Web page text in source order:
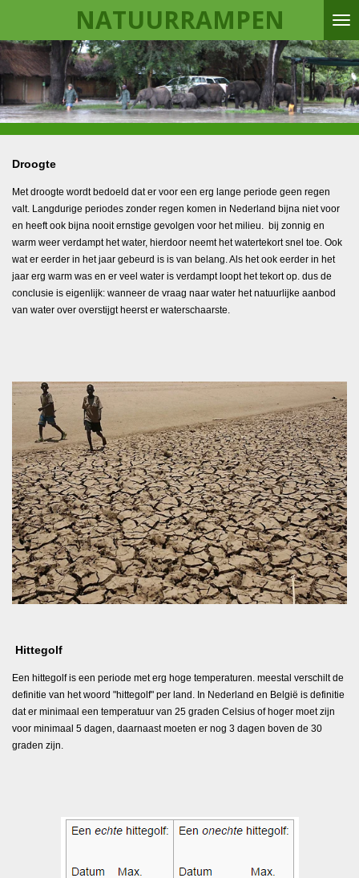
naar
de
hoofdinhoud
NATUURRAMPEN
Droogte
Met droogte wordt bedoeld dat er voor een erg lange periode geen regen
valt. Langdurige periodes zonder regen komen in Nederland bijna niet voor
en heeft ook bijna nooit ernstige gevolgen voor het milieu. bij zonnig en
warm weer verdampt het water, hierdoor neemt het watertekort snel toe. Ook
wat er eerder in het jaar gebeurd is is van belang. Als het ook eerder in het
jaar erg warm was en er veel water is verdampt loopt het tekort op. dus de
conclusie is eigenlijk: wanneer de vraag naar water het natuurlijke aanbod
van water over overstijgt heerst er waterschaarste.
Hittegolf
Een hittegolf is een periode met erg hoge temperaturen. meestal verschilt de
definitie van het woord "hittegolf" per land. In Nederland en België is definitie
dat er minimaal een temperatuur van 25 graden Celsius of hoger moet zijn
voor minimaal 5 dagen, daarnaast moeten er nog 3 dagen boven de 30
graden zijn.